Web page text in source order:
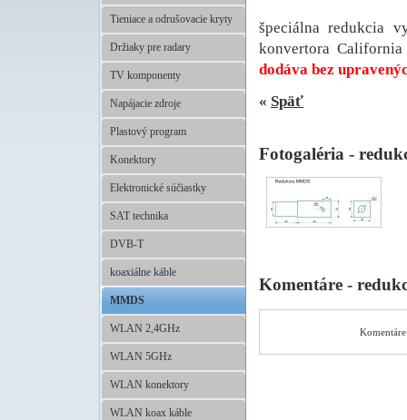
Tieniace a odrušovacie kryty
Držiaky pre radary
TV komponenty
Napájacie zdroje
Plastový program
Konektory
Elektronické súčiastky
SAT technika
DVB-T
koaxiálne káble
MMDS
WLAN 2,4GHz
WLAN 5GHz
WLAN konektory
WLAN koax káble
špeciálna redukcia
konvertora
dodáva bez
« Späť
Fotogaléria -
Komentáre -